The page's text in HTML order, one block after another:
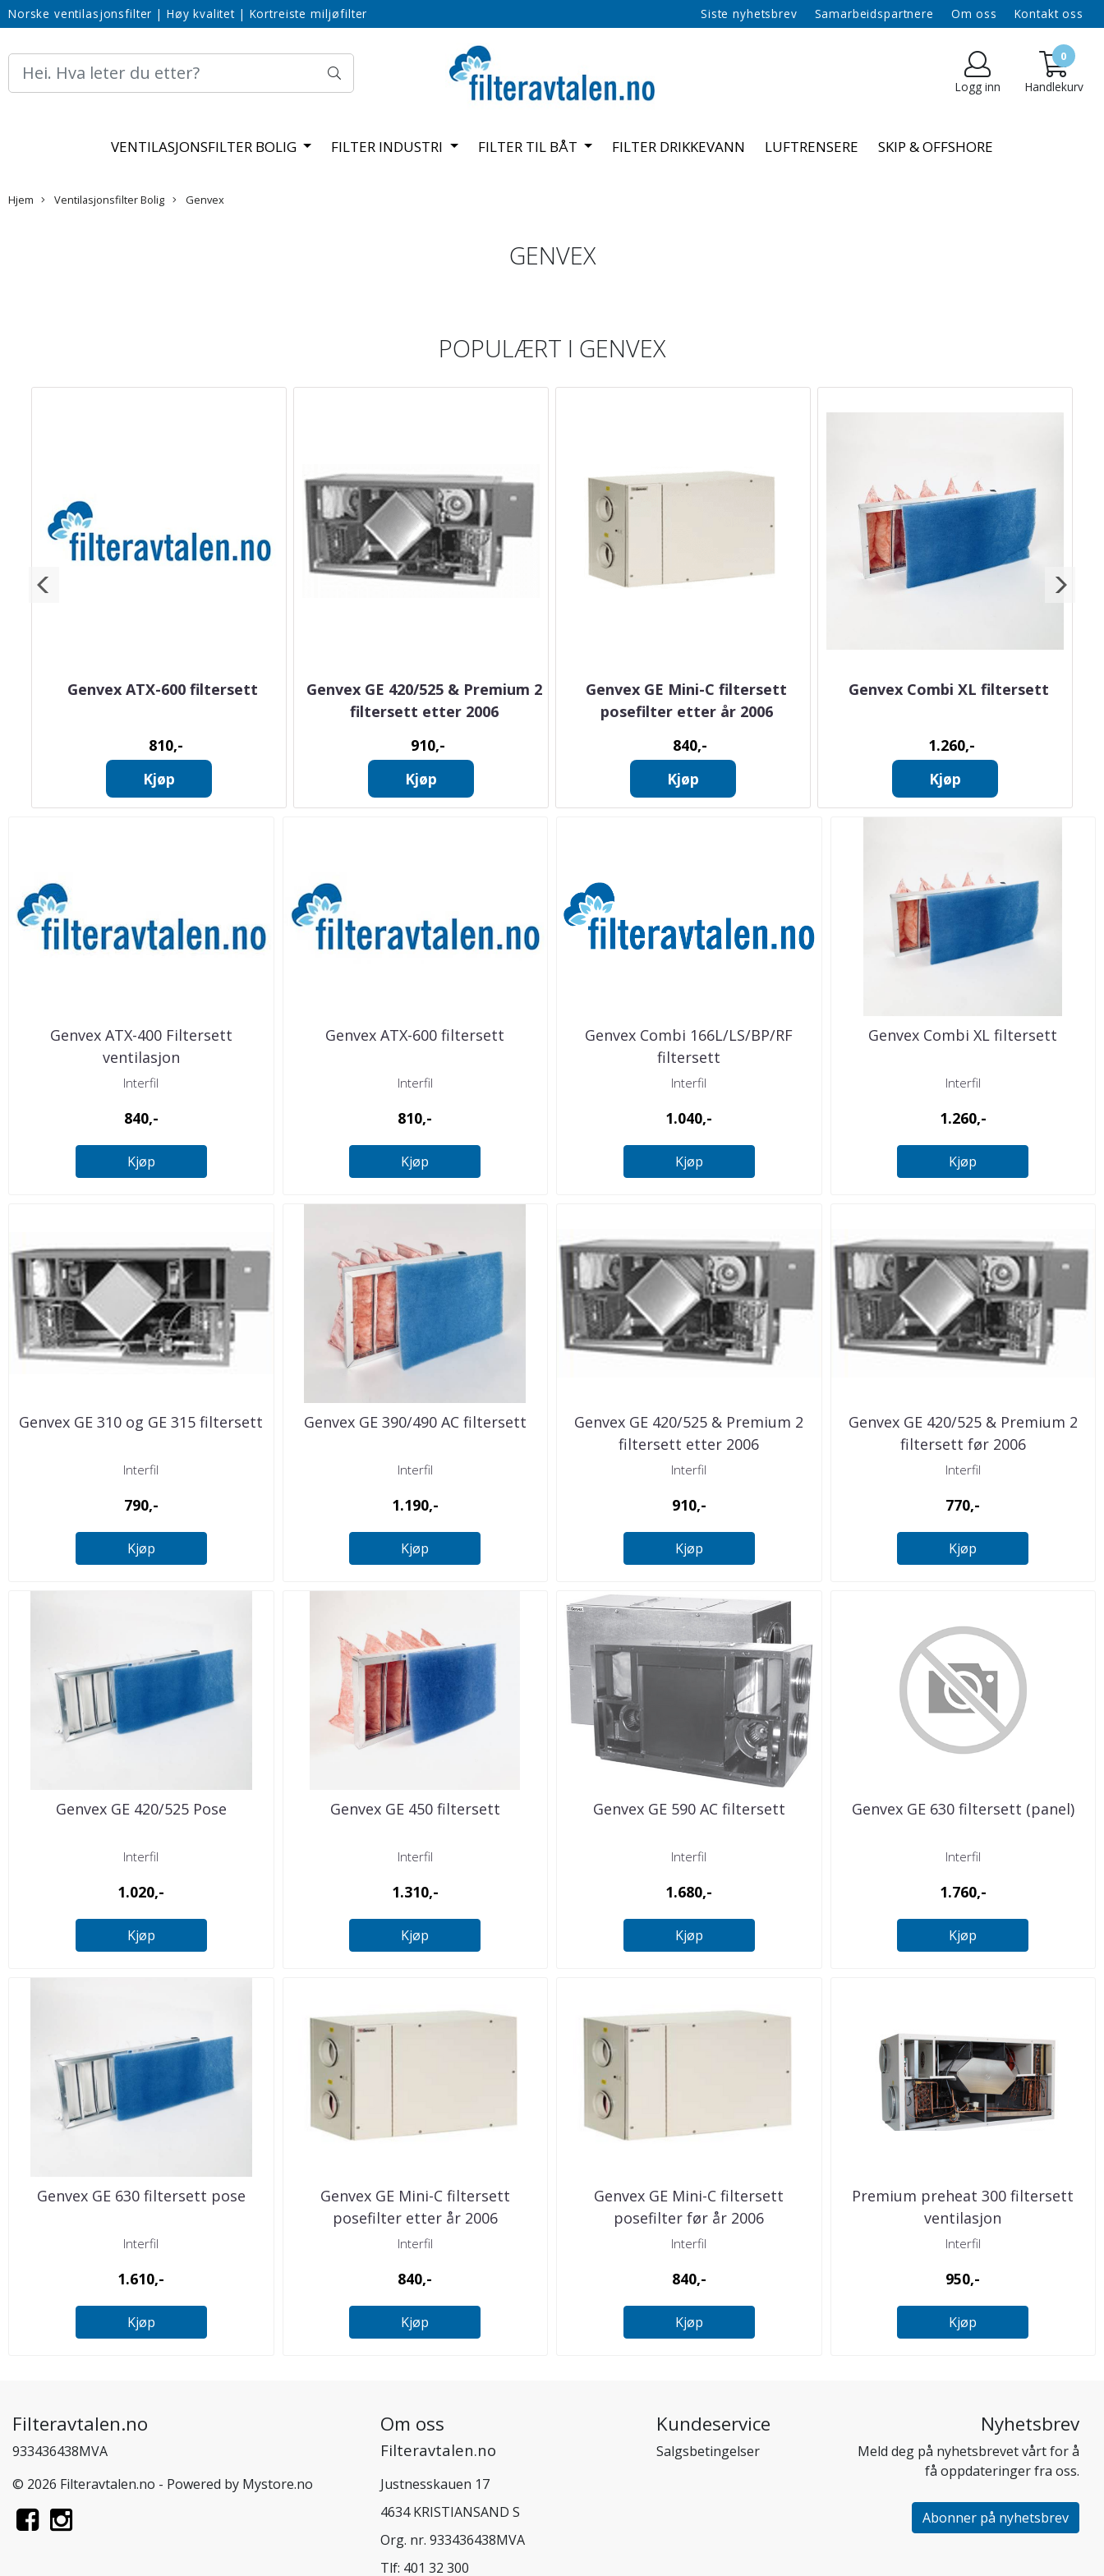
Norske ventilasjonsfilter | Høy kvalitet | Kortreiste miljøfilter Siste nyhetsbrev Samarbeidspartnere Om oss Kontakt oss
Logg inn
0
Handlekurv
VENTILASJONSFILTER BOLIG FILTER INDUSTRI FILTER TIL BÅT FILTER DRIKKEVANN LUFTRENSERE SKIP & OFFSHORE
Hjem Ventilasjonsfilter Bolig Genvex
GENVEX
POPULÆRT I GENVEX
Genvex ATX-600 filtersett
810,-
Kjøp
Genvex GE 420/525 & Premium 2
filtersett etter 2006
910,-
Kjøp
Genvex GE Mini-C filtersett
posefilter etter år 2006
840,-
Kjøp
Genvex Combi XL filtersett
1.260,-
Kjøp
Genvex ATX-400 Filtersett
ventilasjon
Interfil
840,-
Kjøp
Genvex ATX-600 filtersett
Interfil
810,-
Kjøp
Genvex Combi 166L/LS/BP/RF
filtersett
Interfil
1.040,-
Kjøp
Genvex Combi XL filtersett
Interfil
1.260,-
Kjøp
Genvex GE 310 og GE 315 filtersett
Interfil
790,-
Kjøp
Genvex GE 390/490 AC filtersett
Interfil
1.190,-
Kjøp
Genvex GE 420/525 & Premium 2
filtersett etter 2006
Interfil
910,-
Kjøp
Genvex GE 420/525 & Premium 2
filtersett før 2006
Interfil
770,-
Kjøp
Genvex GE 420/525 Pose
Interfil
1.020,-
Kjøp
Genvex GE 450 filtersett
Interfil
1.310,-
Kjøp
Genvex GE 590 AC filtersett
Interfil
1.680,-
Kjøp
Genvex GE 630 filtersett (panel)
Interfil
1.760,-
Kjøp
Genvex GE 630 filtersett pose
Interfil
1.610,-
Kjøp
Genvex GE Mini-C filtersett
posefilter etter år 2006
Interfil
840,-
Kjøp
Genvex GE Mini-C filtersett
posefilter før år 2006
Interfil
840,-
Kjøp
Premium preheat 300 filtersett
ventilasjon
Interfil
950,-
Kjøp
Filteravtalen.no
933436438MVA
© 2026 Filteravtalen.no - Powered by Mystore.no
Om oss
Filteravtalen.no
Justnesskauen 17
4634 KRISTIANSAND S
Org. nr. 933436438MVA
Tlf: 401 32 300
Kundeservice
Salgsbetingelser
Nyhetsbrev
Meld deg på nyhetsbrevet vårt for å
få oppdateringer fra oss.
Abonner på nyhetsbrev